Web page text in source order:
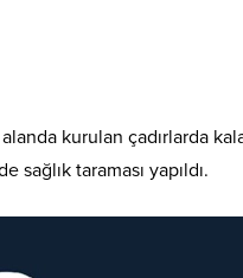
kurulan çadırlarda
taraması yapıldı.